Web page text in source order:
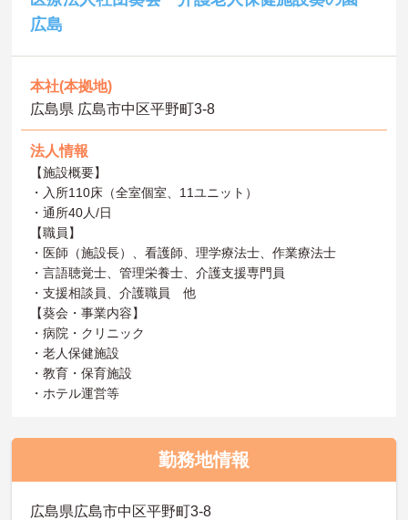
広島
本社(本拠地)
広島県 広島市中区平野町3-8
法人情報
【施設概要】
・入所110床（全室個室、11ユニット）
・通所40人/日
【職員】
・医師（施設長）、看護師、理学療法士、作業療法士
・言語聴覚士、管理栄養士、介護支援専門員
・支援相談員、介護職員 他
【葵会・事業内容】
・病院・クリニック
・老人保健施設
・教育・保育施設
・ホテル運営等
勤務地情報
広島県広島市中区平野町3-8